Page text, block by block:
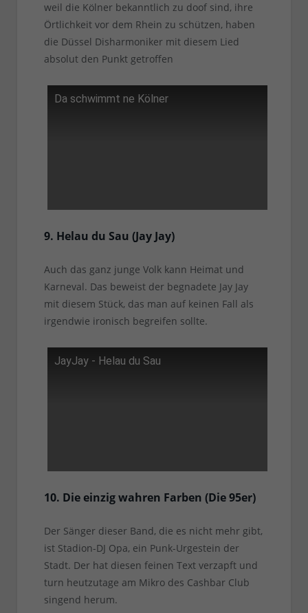
weil die Kölner bekanntlich zu doof sind, ihre
Örtlichkeit vor dem Rhein zu schützen, haben
die Düssel Disharmoniker mit diesem Lied
absolut den Punkt getroffen
Da schwimmt ne Kölner
9. Helau du Sau (Jay Jay)
Auch das ganz junge Volk kann Heimat und
Karneval. Das beweist der begnadete Jay Jay
mit diesem Stück, das man auf keinen Fall als
irgendwie ironisch begreifen sollte.
JayJay - Helau du Sau
10. Die einzig wahren Farben (Die 95er)
Der Sänger dieser Band, die es nicht mehr gibt,
ist Stadion-DJ Opa, ein Punk-Urgestein der
Stadt. Der hat diesen feinen Text verzapft und
turn heutzutage am Mikro des Cashbar Club
singend herum.